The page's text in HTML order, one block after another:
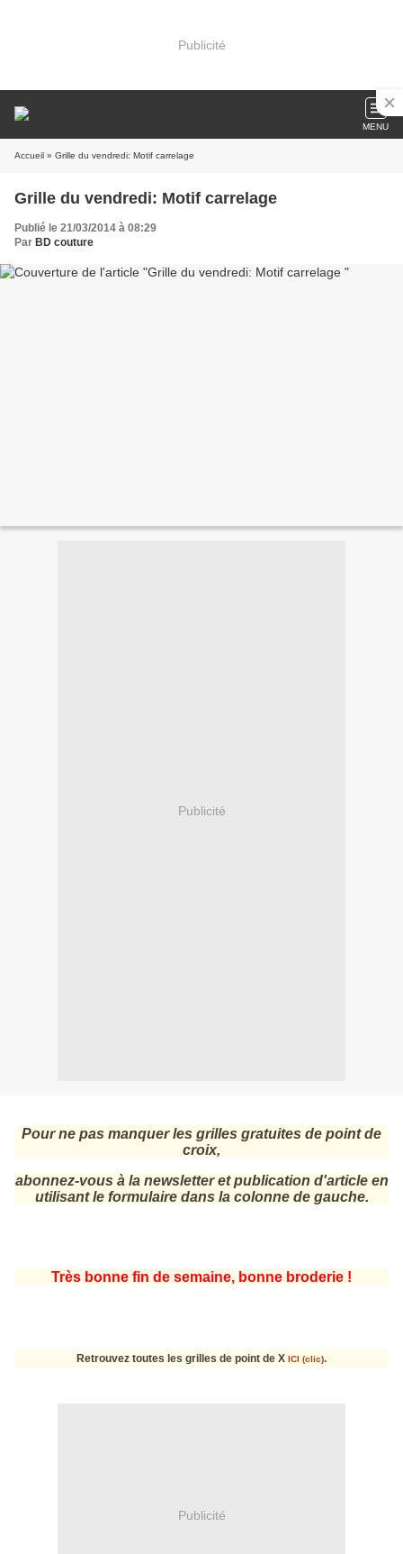
Publicité
MENU
Accueil » Grille du vendredi: Motif carrelage
Grille du vendredi: Motif carrelage
Publié le 21/03/2014 à 08:29
Par BD couture
Publicité
Pour ne pas manquer les grilles gratuites de point de
croix,
abonnez-vous à la newsletter et publication d'article en
utilisant le formulaire dans la colonne de gauche.
Très bonne fin de semaine, bonne broderie !
Retrouvez toutes les grilles de point de X ICI (clic).
Publicité